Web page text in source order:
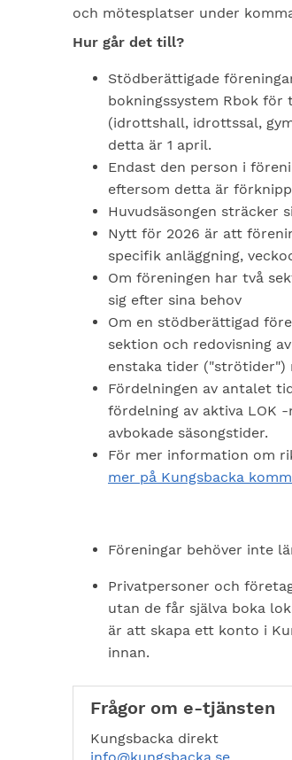
och mötesplatser under
Hur går det till?
Stödberättigade
bokningssystem Rbok för
(idrottshall, idrottssal,
detta är 1 april.
Endast den person i
eftersom detta är
Huvudsäsongen sträcker
Nytt för 2026 är att
specifik anläggning,
Om föreningen har två
sig efter sina behov
Om en stödberättigad
sektion och redovisning
enstaka tider ("strötider")
Fördelningen av antalet
fördelning av aktiva LOK
avbokade säsongstider.
För mer information om
mer på Kungsbacka
Föreningar behöver inte
Privatpersoner och
utan de får själva boka
är att skapa ett konto i
innan.
Frågor om e-tjänsten
Kungsbacka direkt